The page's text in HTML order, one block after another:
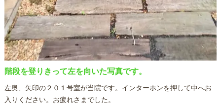
階段を登りきって左を向いた写真です。
左奥、矢印の２０１号室が当院です。インターホンを押して中へお
入りください。お疲れさまでした。